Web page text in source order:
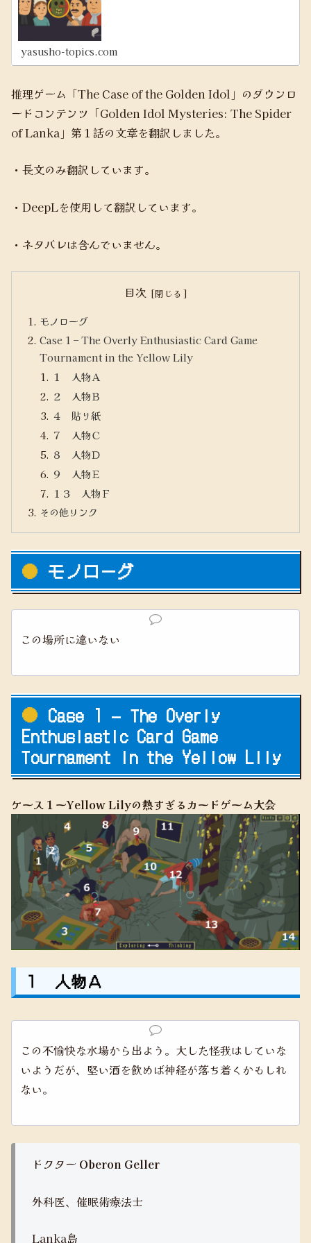
yasusho-topics.com
推理ゲーム「The Case of the Golden Idol」のダウンロ
ードコンテンツ「Golden Idol Mysteries: The Spider
of Lanka」第１話の文章を翻訳しました。
・長文のみ翻訳しています。
・DeepLを使用して翻訳しています。
・ネタバレは含んでいません。
目次
モノローグ
Case 1 – The Overly Enthusiastic Card Game
Tournament in the Yellow Lily
１ 人物Ａ
２ 人物Ｂ
４ 貼り紙
７ 人物Ｃ
８ 人物Ｄ
９ 人物Ｅ
１３ 人物Ｆ
その他リンク
モノローグ
この場所に違いない
Case 1 – The Overly
Enthusiastic Card Game
Tournament in the Yellow Lily
ケース１ーYellow Lilyの熱すぎるカードゲーム大会
１ 人物Ａ
この不愉快な水場から出よう。大した怪我はしていな
いようだが、堅い酒を飲めば神経が落ち着くかもしれ
ない。
ドクター Oberon Geller
外科医、催眠術療法士
Lanka島